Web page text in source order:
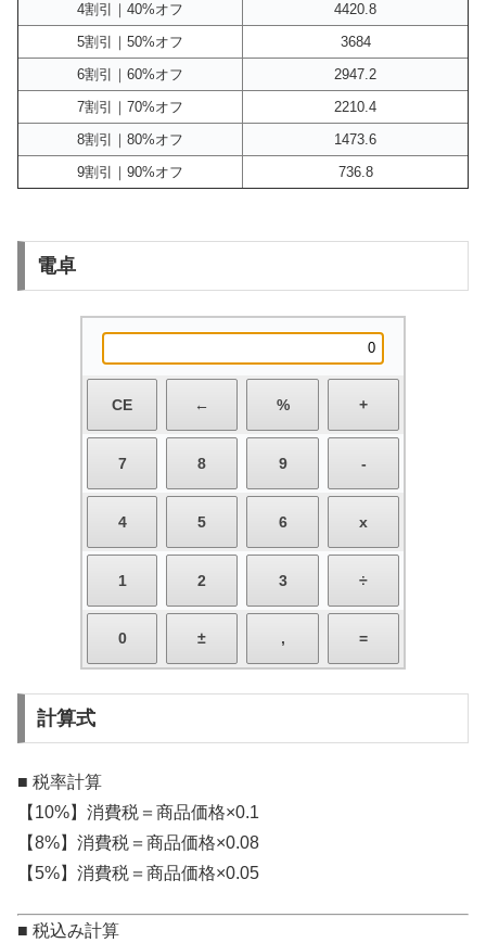
4割引｜40%オフ
4420.8
5割引｜50%オフ
3684
6割引｜60%オフ
2947.2
7割引｜70%オフ
2210.4
8割引｜80%オフ
1473.6
9割引｜90%オフ
736.8
電卓
計算式
■ 税率計算
【10%】消費税＝商品価格×0.1
【8%】消費税＝商品価格×0.08
【5%】消費税＝商品価格×0.05
■ 税込み計算